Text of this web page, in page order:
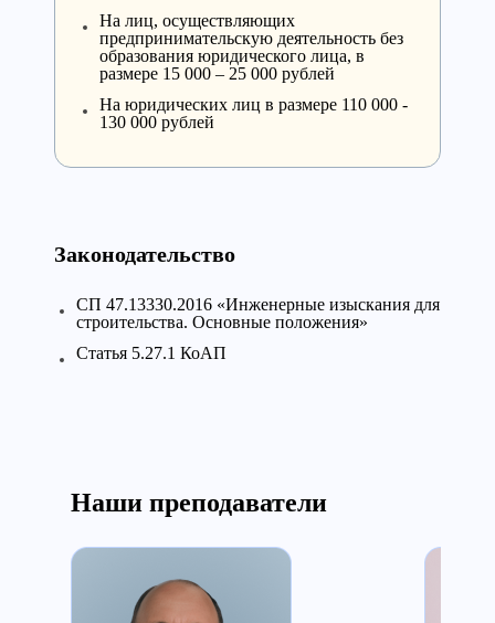
На лиц, осуществляющих
предпринимательскую деятельность без
образования юридического лица, в
размере 15 000 – 25 000 рублей
На юридических лиц в размере 110 000 -
130 000 рублей
Законодательство
СП 47.13330.2016 «Инженерные изыскания для
строительства. Основные положения»
Статья 5.27.1 КоАП
Наши преподаватели